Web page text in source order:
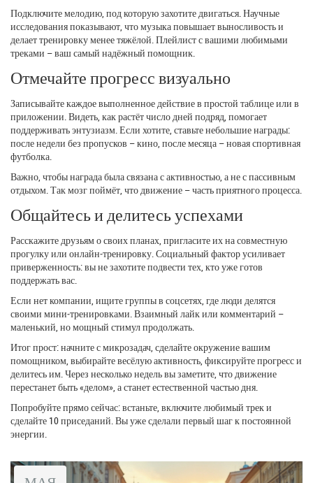
Подключите мелодию, под которую захотите двигаться. Научные
исследования показывают, что музыка повышает выносливость и
делает тренировку менее тяжёлой. Плейлист с вашими любимыми
треками – ваш самый надёжный помощник.
Отмечайте прогресс визуально
Записывайте каждое выполненное действие в простой таблице или в
приложении. Видеть, как растёт число дней подряд, помогает
поддерживать энтузиазм. Если хотите, ставьте небольшие награды:
после недели без пропусков – кино, после месяца – новая спортивная
футболка.
Важно, чтобы награда была связана с активностью, а не с пассивным
отдыхом. Так мозг поймёт, что движение – часть приятного процесса.
Общайтесь и делитесь успехами
Расскажите друзьям о своих планах, пригласите их на совместную
прогулку или онлайн‑тренировку. Социальный фактор усиливает
приверженность: вы не захотите подвести тех, кто уже готов
поддержать вас.
Если нет компании, ищите группы в соцсетях, где люди делятся
своими мини‑тренировками. Взаимный лайк или комментарий –
маленький, но мощный стимул продолжать.
Итог прост: начните с микрозадач, сделайте окружение вашим
помощником, выбирайте весёлую активность, фиксируйте прогресс и
делитесь им. Через несколько недель вы заметите, что движение
перестанет быть «делом», а станет естественной частью дня.
Попробуйте прямо сейчас: встаньте, включите любимый трек и
сделайте 10 приседаний. Вы уже сделали первый шаг к постоянной
энергии.